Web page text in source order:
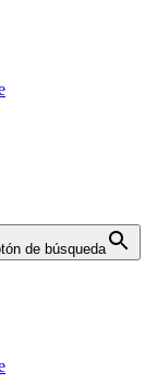
de búsqueda